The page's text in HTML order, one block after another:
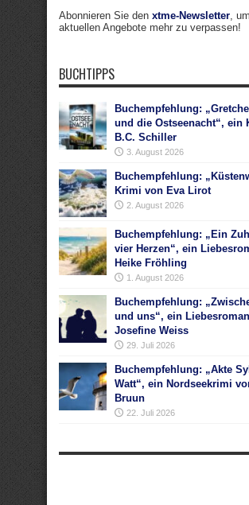
Abonnieren Sie den xtme-Newsletter,
aktuellen Angebote mehr zu verpassen!
BUCHTIPPS
Buchempfehlung:
und die Ostseenacht“, ein
B.C. Schiller
3. August 2026
Buchempfehlung:
Krimi von Eva Lirot
2. August 2026
Buchempfehlung: „Ein
vier Herzen“, ein
Heike Fröhling
1. August 2026
Buchempfehlung:
und uns“, ein
Josefine Weiss
29. Juli 2026
Buchempfehlung: „Akte
Watt“, ein Nordseekrimi
Bruun
22. Juli 2026